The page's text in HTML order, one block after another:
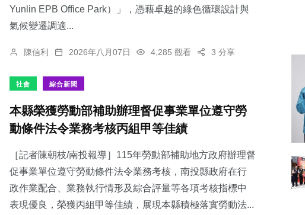
Yunlin EPB Office Park）」，憑藉卓越的綠色循環設計與
氣候變遷調適...
陳信利 2026年八月07日 4,285 觀看 3 分享
社會 綜合新聞
本縣榮獲勞動部補助辦理督促事業單位遵守勞
動條件法令業務考核丙組甲等佳績
［記者陳朝枝/南投報導］115年勞動部補助地方政府辦理督
促事業單位遵守勞動條件法令業務考核，南投縣政府在行
政作業配合、業務執行情形及綜合評量等各項考核指標中
表現優良，榮獲丙組甲等佳績，展現本縣積極落實勞動法...